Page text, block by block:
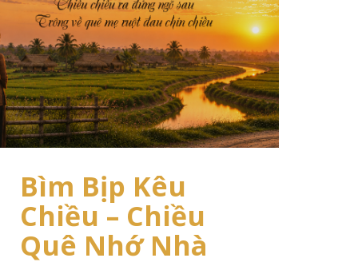
Bìm Bịp Kêu
Chiều – Chiều
Quê Nhớ Nhà